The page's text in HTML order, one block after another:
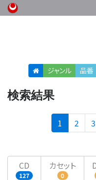
ジャンル 品番
検索結果
1 (current)
2 3
CD
127
カセット
0